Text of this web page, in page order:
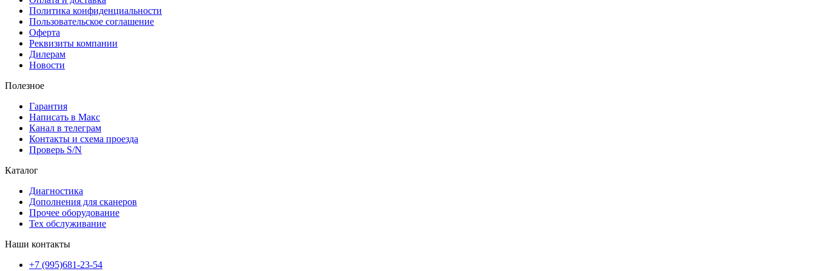
Политика конфиденциальности
Пользовательское соглашение
Оферта
Реквизиты компании
Дилерам
Новости
Полезное
Гарантия
Написать в Макс
Канал в телеграм
Контакты и схема проезда
Проверь S/N
Каталог
Диагностика
Дополнения для сканеров
Прочее оборудование
Тех обслуживание
Наши контакты
+7 (995)681-23-54